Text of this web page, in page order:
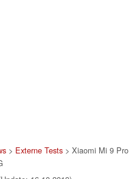
> Externe Tests> Xiaomi Mi 9 Pro